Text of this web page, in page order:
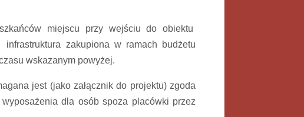
miejscu przy wejściu do obiektu
zakupiona w ramach budżetu
wskazanym powyżej.
jest (jako załącznik do projektu) zgoda
dla osób spoza placówki przez